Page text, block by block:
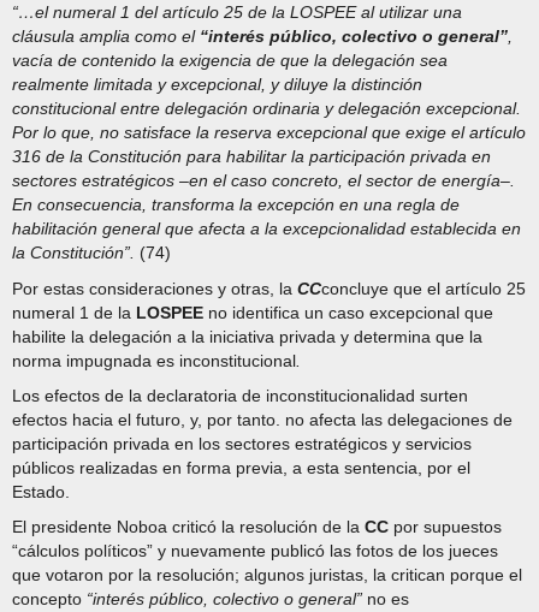
“…el numeral 1 del artículo 25 de la LOSPEE al utilizar una
cláusula amplia como el “interés público, colectivo o general”,
vacía de contenido la exigencia de que la delegación sea
realmente limitada y excepcional, y diluye la distinción
constitucional entre delegación ordinaria y delegación excepcional.
Por lo que, no satisface la reserva excepcional que exige el artículo
316 de la Constitución para habilitar la participación privada en
sectores estratégicos –en el caso concreto, el sector de energía–.
En consecuencia, transforma la excepción en una regla de
habilitación general que afecta a la excepcionalidad establecida en
la Constitución”. (74)
Por estas consideraciones y otras, la CCconcluye que el artículo 25
numeral 1 de la LOSPEE no identifica un caso excepcional que
habilite la delegación a la iniciativa privada y determina que la
norma impugnada es inconstitucional
Los efectos de la declaratoria de inconstitucionalidad surten
efectos hacia el futuro, y, por tanto. no afecta las delegaciones de
participación privada en los sectores estratégicos y servicios
públicos realizadas en forma previa, a esta sentencia, por el
Estado.
El presidente Noboa criticó la resolución de la CC por supuestos
“cálculos políticos” y nuevamente publicó las fotos de los jueces
que votaron por la resolución; algunos juristas, la critican porque el
concepto “interés público, colectivo o general” no es